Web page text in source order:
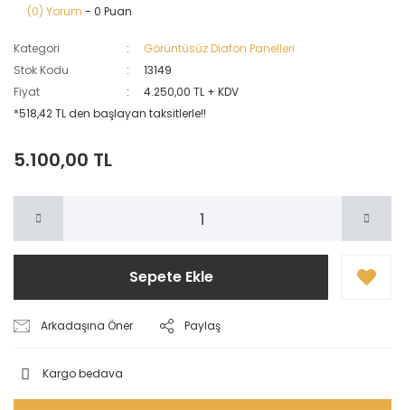
(0) Yorum - 0 Puan
Kategori
Görüntüsüz Diafon Panelleri
Stok Kodu
13149
Fiyat
4.250,00 TL + KDV
*518,42 TL den başlayan taksitlerle!!
5.100,00 TL
Sepete Ekle
Arkadaşına Öner Paylaş
Kargo bedava